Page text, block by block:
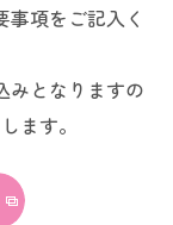
項をご記入く
みとなりますの
ます。